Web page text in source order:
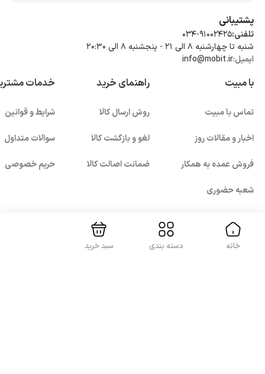
پشتیبانی
تلفنی:034-91002425
شنبه تا چهارشنبه ۸ الی ۲۱ - پنجشنبه 8 الی ۲۰:۳۰
ایمیل:info@mobit.ir
با مبیت
تماس با مبیت
اخبار و مقالات روز
فروش عمده به همکار
شعبه حضوری
راهنمای خرید
روش ارسال کالا
لغو و بازگشت کالا
ضمانت اصالت کالا
خدمات
شرایط و قوانین
سوالات متداول
حریم خصوصی
با ما همراه باشید
خانه دسته بندی سبد خرید